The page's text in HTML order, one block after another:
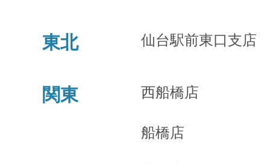
東北 仙台駅前東口支店
関東 西船橋店
船橋店